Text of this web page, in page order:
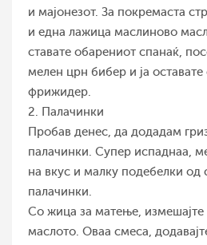
и мајонезот. За покремаста
и една лажица маслиново
ставате обарениот спанаќ,
мелен црн бибер и ја оставате
фрижидер.
2. Палачинки
Пробав денес, да додадам
палачинки. Супер испаднаа,
на вкус и малку подебелки од
палачинки.
Со жица за матење, измешајте
маслото. Оваа смеса,